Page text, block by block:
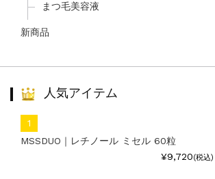
まつ毛美容液
新商品
人気アイテム
MSSDUO｜レチノール ミセル 60粒
¥9,720(税込)